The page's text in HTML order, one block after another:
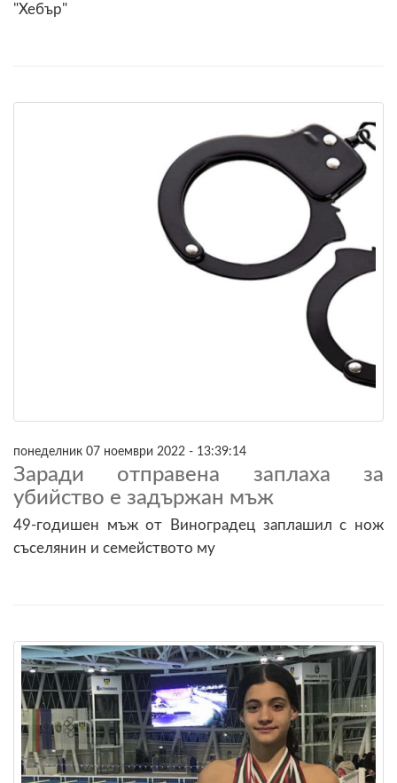
"Хебър"
понеделник 07 ноември 2022 - 13:39:14
Заради отправена заплаха за
убийство е задържан мъж
49-годишен мъж от Виноградец заплашил с нож
съселянин и семейството му